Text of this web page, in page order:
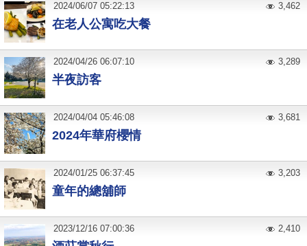
在老人公寓吃大餐
2024/06/07 05:22:13 3,462
半夜訪客
2024/04/26 06:07:10 3,289
2024年華府櫻情
2024/04/04 05:46:08 3,681
童年的總舖師
2024/01/25 06:37:45 3,203
2023/12/16 07:00:36 2,410